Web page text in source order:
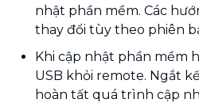
nhật phần mềm. Các
thay đổi tùy theo phiên
Khi cập nhật phần mềm
USB khỏi remote. Ngắt
hoàn tất quá trình cập